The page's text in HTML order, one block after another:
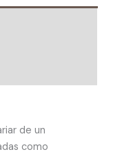
de un
como